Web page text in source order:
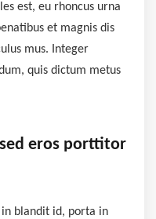
est, eu rhoncus urna
et magnis dis
mus. Integer
quis dictum metus
eros porttitor
blandit id, porta in